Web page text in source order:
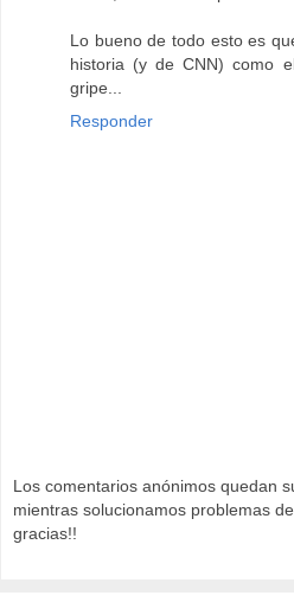
Lo bueno de todo esto es
historia (y de CNN) como
gripe...
Responder
Los comentarios anónimos quedan
mientras solucionamos problemas de
gracias!!